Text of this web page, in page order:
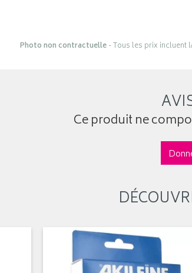
Photo non contractuelle- Tous les prix incluent
Ce produit ne